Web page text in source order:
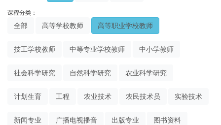
课程分类：
全部 高等学校教师 高等职业学校教师
技工学校教师 中等专业学校教师 中小学教师
社会科学研究 自然科学研究 农业科学研究
计划生育 工程 农业技术 农民技术员 实验技术
新闻专业 广播电视播音 出版专业 图书资料